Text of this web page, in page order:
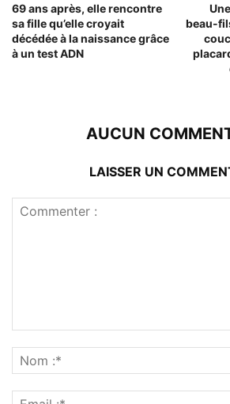
69 ans après, elle rencontre
sa fille qu’elle croyait
décédée à la naissance grâce
à un test ADN
beau-
AUCUN
LAISSER UN